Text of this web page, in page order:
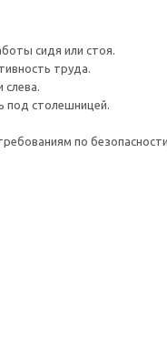
сидя или стоя.
труда.
слева.
под столешницей.
по